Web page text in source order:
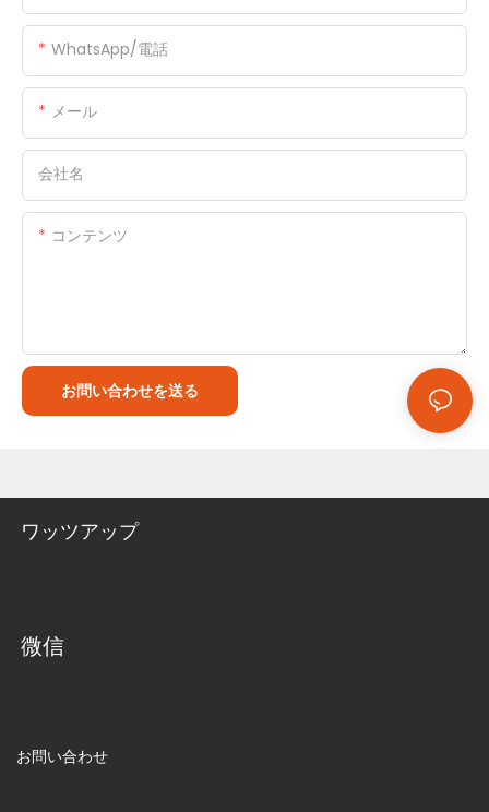
WhatsApp/電話
メール
会社名
コンテンツ
お問い合わせを送る
ワッツアップ
微信
お問い合わせ